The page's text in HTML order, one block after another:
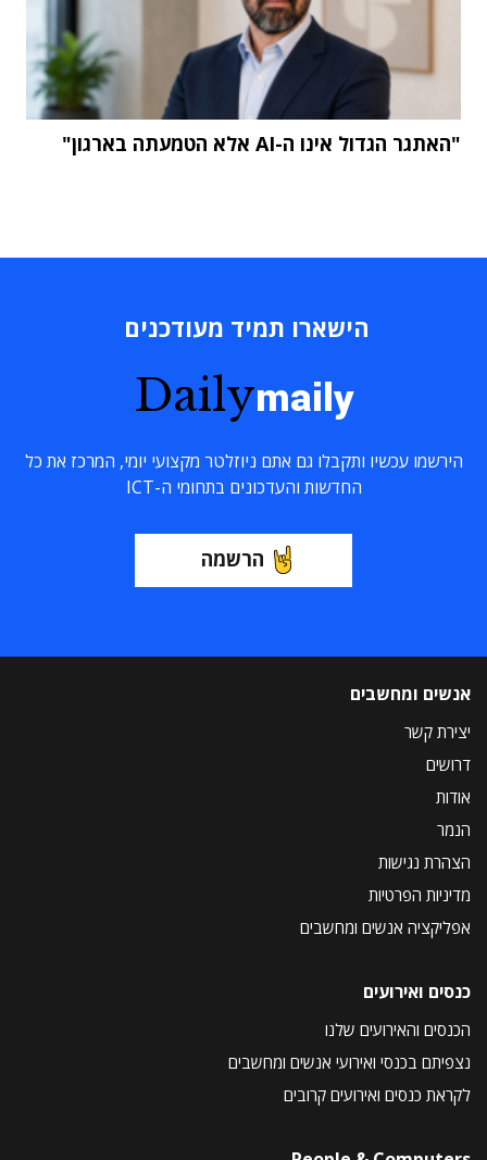
"האתגר הגדול אינו ה-AI אלא הטמעתה בארגון"
הישארו תמיד מעודכנים
Dailymaily
הירשמו עכשיו ותקבלו גם אתם ניוזלטר מקצועי יומי, המרכז את כל
החדשות והעדכונים בתחומי ה-ICT
הרשמה
אנשים ומחשבים
יצירת קשר
דרושים
אודות
הנמר
הצהרת נגישות
מדיניות הפרטיות
אפליקציה אנשים ומחשבים
כנסים ואירועים
הכנסים והאירועים שלנו
נצפיתם בכנסי ואירועי אנשים ומחשבים
לקראת כנסים ואירועים קרובים